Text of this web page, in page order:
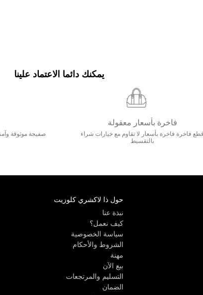
يمكنك دائما الاعتماد علينا
فاخرة بأسعار معقولة
قطع فاخرة فاخرة بأسعار لا تقاوم مع خيارات شراء
بالتقسيط
حول ذا لاكشري كلوزيت
نبذة عنا
كيف نعمل؟
سياسة الخصوصية
الشروط والأحكام
مهنة
بيع الآن
التسليم والمرتجعات
الضمان